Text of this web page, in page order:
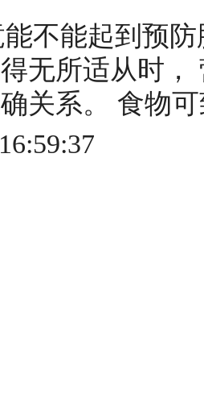
不能起到预
无所适从时
关系。 食物